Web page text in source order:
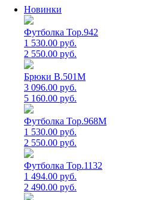
Новинки
Футболка Top.942
1 530.00 руб.
2 550.00 руб.
Брюки B.501M
3 096.00 руб.
5 160.00 руб.
Футболка Top.968M
1 530.00 руб.
2 550.00 руб.
Футболка Top.1132
1 494.00 руб.
2 490.00 руб.